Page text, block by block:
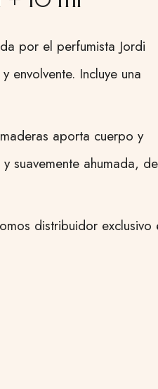
por el perfumista Jordi
envolvente. Incluye una
aporta cuerpo y
suavemente ahumada, de
distribuidor exclusivo